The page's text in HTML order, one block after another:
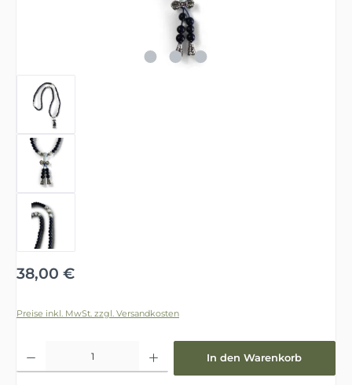
Regulärer Preis:
38,00 €
Preise inkl. MwSt. zzgl. Versandkosten
In den Warenkorb